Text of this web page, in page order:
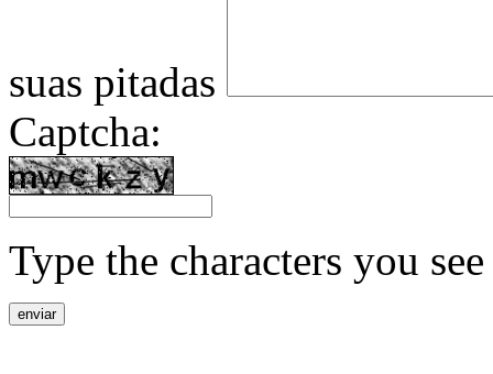
suas pitadas
Captcha:
Type the characters you